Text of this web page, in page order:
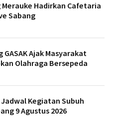
Merauke Hadirkan Cafetaria
Sabang
GASAK Ajak Masyarakat
Olahraga Bersepeda
Kegiatan Subuh
9 Agustus 2026